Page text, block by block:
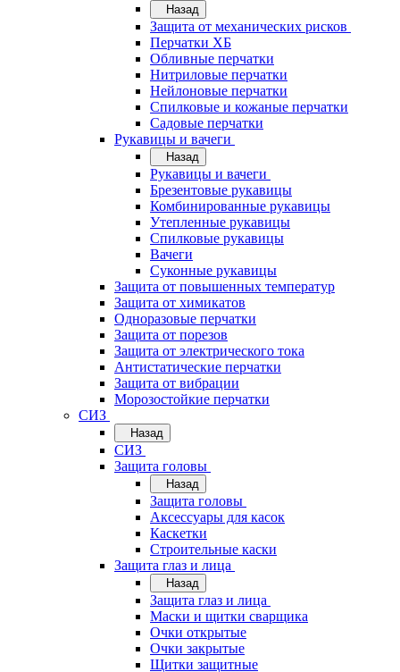
Назад
Защита от механических рисков
Перчатки ХБ
Обливные перчатки
Нитриловые перчатки
Нейлоновые перчатки
Спилковые и кожаные перчатки
Садовые перчатки
Рукавицы и вачеги
Назад
Рукавицы и вачеги
Брезентовые рукавицы
Комбинированные рукавицы
Утепленные рукавицы
Спилковые рукавицы
Вачеги
Суконные рукавицы
Защита от повышенных температур
Защита от химикатов
Одноразовые перчатки
Защита от порезов
Защита от электрического тока
Антистатические перчатки
Защита от вибрации
Морозостойкие перчатки
СИЗ
Назад
СИЗ
Защита головы
Назад
Защита головы
Аксессуары для касок
Каскетки
Строительные каски
Защита глаз и лица
Назад
Защита глаз и лица
Маски и щитки сварщика
Очки открытые
Очки закрытые
Щитки защитные